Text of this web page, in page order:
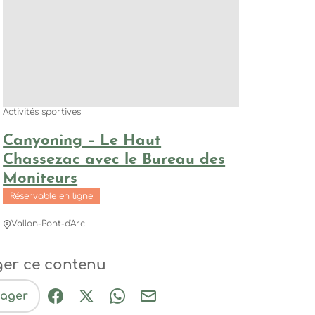
Canyoning – Le Haut
Chassezac avec le Bureau des
Moniteurs
Activités sportives
Réservable en ligne
Vallon-Pont-d'Arc
ce contenu
Partager sur Facebook (nouvelle
Partager sur X / Twitter (nouvelle
Partager sur WhatsApp
Partager par mail